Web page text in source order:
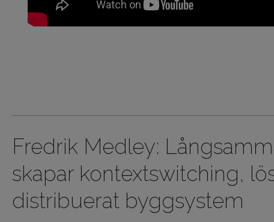
Fredrik Medley:
skapar kontextswitching,
distribuerat byggsystem